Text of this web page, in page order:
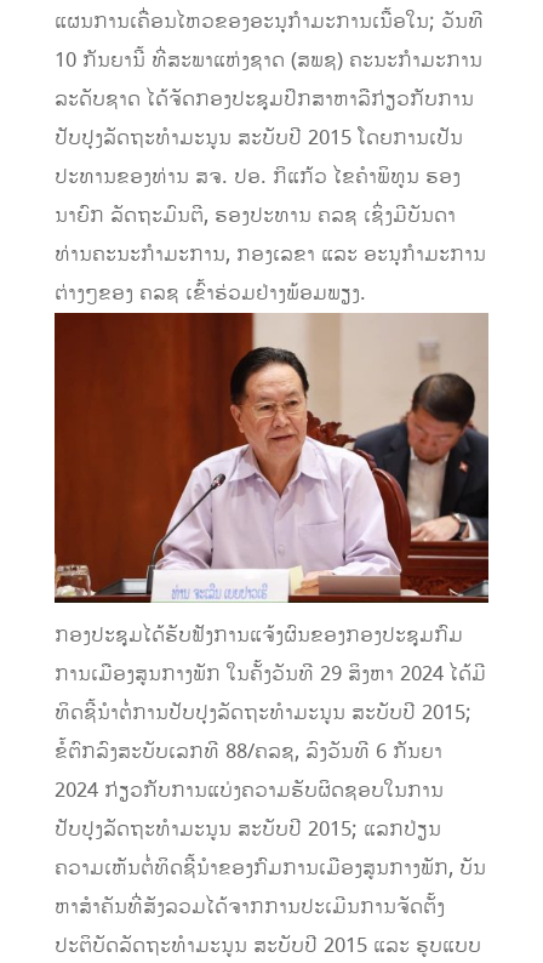
ແຜນການເຄື່ອນໄຫວຂອງອະນຸກຳມະການເນື້ອໃນ; ວັນທີ
10 ກັນຍານີ້ ທີ່ສະພາແຫ່ງຊາດ (ສພຊ) ຄະນະກໍາມະການ
ລະດັບຊາດ ໄດ້ຈັດກອງປະຊຸມປຶກສາຫາລືກ່ຽວກັບການ
ປັບປຸງລັດຖະທຳມະນູນ ສະບັບປີ 2015 ໂດຍການເປັນ
ປະທານຂອງທ່ານ ສຈ. ປອ. ກິແກ້ວ ໄຂຄຳພິທູນ ຮອງ
ນາຍົກ ລັດຖະມົນຕີ, ຮອງປະທານ ຄລຊ ເຊິ່ງມີບັນດາ
ທ່ານຄະນະກຳມະການ, ກອງເລຂາ ແລະ ອະນຸກຳມະການ
ຕ່າງໆຂອງ ຄລຊ ເຂົ້າຮ່ວມຢ່າງພ້ອມພຽງ.
ກອງປະຊຸມໄດ້ຮັບຟັງການແຈ້ງຜົນຂອງກອງປະຊຸມກົມ
ການເມືອງສູນກາງພັກ ໃນຄັ້ງວັນທີ 29 ສິງຫາ 2024 ໄດ້ມີ
ທິດຊີ້ນໍາຕໍ່ການປັບປຸງລັດຖະທໍາມະນູນ ສະບັບປີ 2015;
ຂໍ້ຕົກລົງສະບັບເລກທີ 88/ຄລຊ, ລົງວັນທີ 6 ກັນຍາ
2024 ກ່ຽວກັບການແບ່ງຄວາມຮັບຜິດຊອບໃນການ
ປັບປຸງລັດຖະທໍາມະນູນ ສະບັບປີ 2015; ແລກປ່ຽນ
ຄວາມເຫັນຕໍ່ທິດຊີ້ນໍາຂອງກົມການເມືອງສູນກາງພັກ, ບັນ
ຫາສໍາຄັນທີ່ສັງລວມໄດ້ຈາກການປະເມີນການຈັດຕັ້ງ
ປະຕິບັດລັດຖະທໍາມະນູນ ສະບັບປີ 2015 ແລະ ຮູບແບບ